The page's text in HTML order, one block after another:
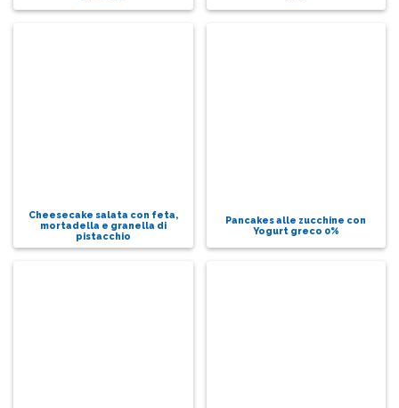
Cheesecake salata con feta,
mortadella e granella di
pistacchio
Pancakes alle zucchine con
Yogurt greco 0%